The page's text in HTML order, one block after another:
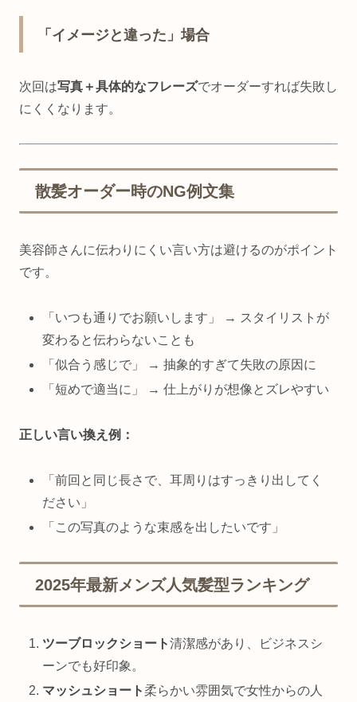
「イメージと違った」場合
次回は写真＋具体的なフレーズでオーダーすれば失敗し
にくくなります。
散髪オーダー時のNG例文集
美容師さんに伝わりにくい言い方は避けるのがポイント
です。
「いつも通りでお願いします」 → スタイリストが
変わると伝わらないことも
「似合う感じで」 → 抽象的すぎて失敗の原因に
「短めで適当に」 → 仕上がりが想像とズレやすい
正しい言い換え例：
「前回と同じ長さで、耳周りはすっきり出してく
ださい」
「この写真のような束感を出したいです」
2025年最新メンズ人気髪型ランキング
ツーブロックショート清潔感があり、ビジネスシ
ーンでも好印象。
マッシュショート柔らかい雰囲気で女性からの人